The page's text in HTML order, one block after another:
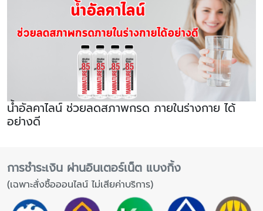
น้ำอัลคาไลน์ ช่วยลดสภาพกรด ภายในร่างกาย ได้
อย่างดี
การชำระเงิน ผ่านอินเตอร์เน็ต แบงกิ้ง
(เฉพาะสั่งซื้อออนไลน์ ไม่เสียค่าบริการ)